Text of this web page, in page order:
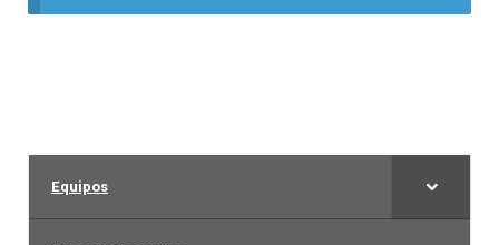
Equipos